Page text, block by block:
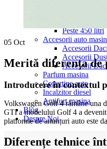
Peste 450 litri
Accesorii auto
Accesorii
Accesorii
Accesorii
Parfum masina
Copertine auto
Incalzitor diesel
Antifurt masina
Blog
Despre Noi
05 Oct
Merită diferența de
Introducere în contextul
Volkswagen Golf 4 rămâne una
GTI a modelului Golf 4 a devenit
platforme de anunțuri auto este
Diferențe tehnice